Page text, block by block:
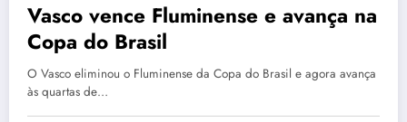
Vasco vence Fluminense e avança na
Copa do Brasil
O Vasco eliminou o Fluminense da Copa do Brasil e agora avança
às quartas de…